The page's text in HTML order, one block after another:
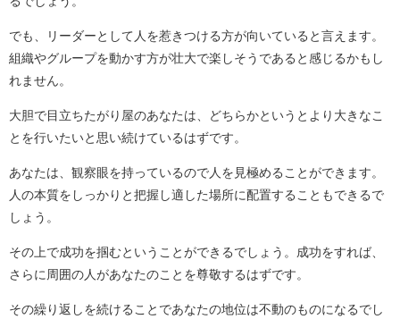
でも、リーダーとして人を惹きつける方が向いていると言えます。
組織やグループを動かす方が壮大で楽しそうであると感じるかもし
れません。
大胆で目立ちたがり屋のあなたは、どちらかというとより大きなこ
とを行いたいと思い続けているはずです。
あなたは、観察眼を持っているので人を見極めることができます。
人の本質をしっかりと把握し適した場所に配置することもできるで
しょう。
その上で成功を掴むということができるでしょう。成功をすれば、
さらに周囲の人があなたのことを尊敬するはずです。
その繰り返しを続けることであなたの地位は不動のものになるでし